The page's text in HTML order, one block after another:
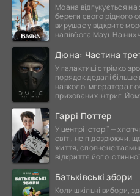
Моана відгукується на
береги свого рідного
вирушає у відкрите
напівбога Мауї. На
Дюна: Частина
У галактиці стрімко
порядок дедалі
навколо імператора
прихованих інтриг.
Гаррі Поттер
У центрі історії —
світі, не підозрюючи,
життя, сповнене
відкриття його
Батьківські збори
Коли шкільні вибори,